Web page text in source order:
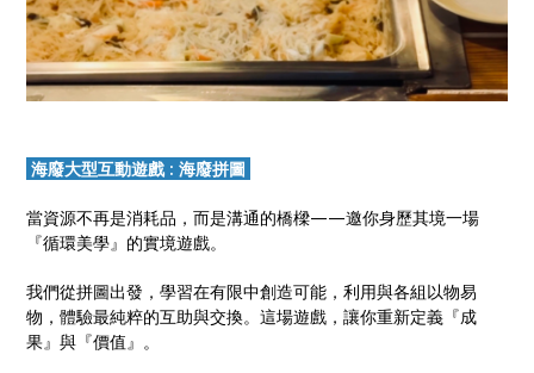
海廢大型互動遊戲 : 海廢拼圖
當資源不再是消耗品，而是溝通的橋樑——邀你身歷其境一場
『循環美學』的實境遊戲。
我們從拼圖出發，學習在有限中創造可能，利用與各組以物易
物，體驗最純粹的互助與交換。這場遊戲，讓你重新定義『成
果』與『價值』。